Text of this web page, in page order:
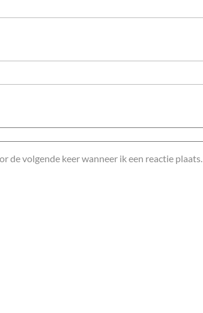
de volgende keer wanneer ik een reactie plaats.